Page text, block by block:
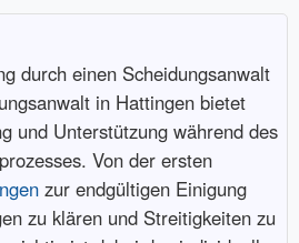
durch einen Scheidungsanwalt
in Hattingen bietet
und Unterstützung während des
Von der ersten
zur endgültigen Einigung
zu klären und Streitigkeiten zu